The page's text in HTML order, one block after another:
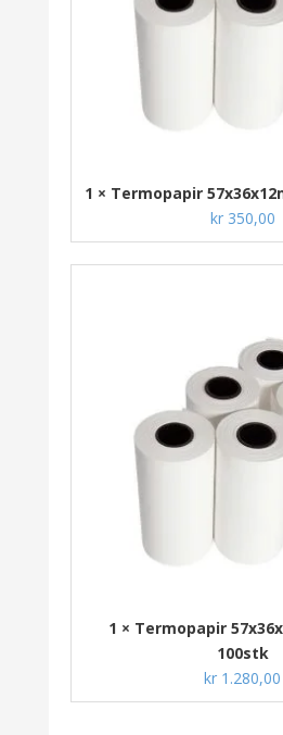
1 × Termopapir
kr350,00
1 × Termopapir
100stk
kr 1.280,00